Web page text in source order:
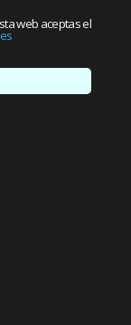
web aceptas el